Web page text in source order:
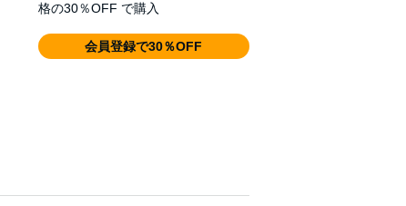
格の30％OFF で購入
会員登録で30％OFF